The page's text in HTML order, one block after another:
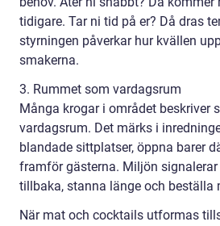
tidigare. Tar ni tid på er? Då dras
styrningen påverkar hur kvällen
smakerna.
3. Rummet som vardagsrum
Många krogar i området beskriver
vardagsrum. Det märks i
blandade sittplatser, öppna barer
framför gästerna. Miljön
tillbaka, stanna länge och beställa
När mat och cocktails utformas